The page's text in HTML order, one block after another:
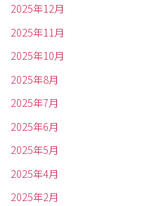
2025年12月
2025年11月
2025年10月
2025年8月
2025年7月
2025年6月
2025年5月
2025年4月
2025年2月